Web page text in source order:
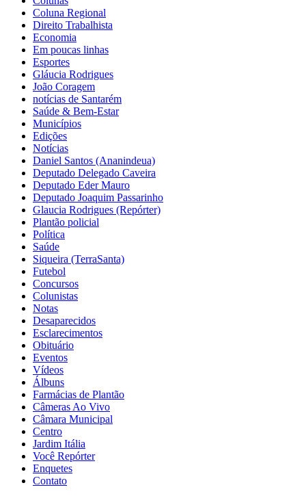
Coluna Regional
Direito Trabalhista
Economia
Em poucas linhas
Esportes
Gláucia Rodrigues
João Coragem
notícias de Santarém
Saúde & Bem-Estar
Municípios
Edições
Notícias
Daniel Santos (Ananindeua)
Deputado Delegado Caveira
Deputado Eder Mauro
Deputado Joaquim Passarinho
Glaucia Rodrigues (Repórter)
Plantão policial
Política
Saúde
Siqueira (TerraSanta)
Futebol
Concursos
Colunistas
Notas
Desaparecidos
Esclarecimentos
Obituário
Eventos
Vídeos
Álbuns
Farmácias de Plantão
Câmeras Ao Vivo
Câmara Municipal
Centro
Jardim Itália
Você Repórter
Enquetes
Contato